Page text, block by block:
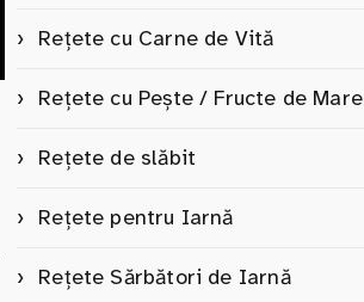
Rețete cu Carne de Vită
Rețete cu Pește / Fructe de Mare
Rețete de slăbit
Rețete pentru Iarnă
Rețete Sărbători de Iarnă